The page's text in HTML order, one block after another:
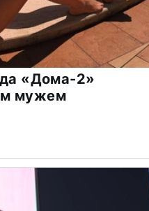
«Дома-2»
мужем